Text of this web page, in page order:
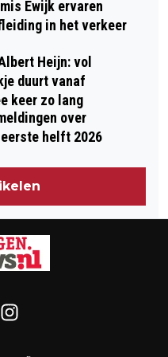
Ewijk ervaren
in het verkeer
Heijn: vol
duurt vanaf
keer zo lang
over
helft 2026